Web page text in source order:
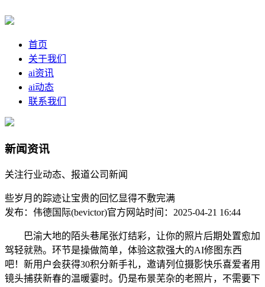
首页
关于我们
ai资讯
ai动态
联系我们
新闻资讯
关注行业动态、报道公司新闻
些岁月的踪迹让宝贵的回忆显得不敷完满
发布：伟德国际(bevictor)官方网站时间：2025-04-21 16:44
巴渝大地的陌头巷尾张灯结彩，让你的照片后期处置愈加
驾轻就熟。环节是操做简单，体验这款强大的AI修图东西
吧！新用户会获得30积分新手礼，邀请列位摄影快乐喜爱者用
镜头捕获新春的温暖霎时。仍是布景芜杂的老照片，不需要下